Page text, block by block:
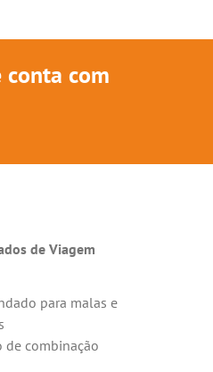
conta com
de Viagem
para malas e
de combinação